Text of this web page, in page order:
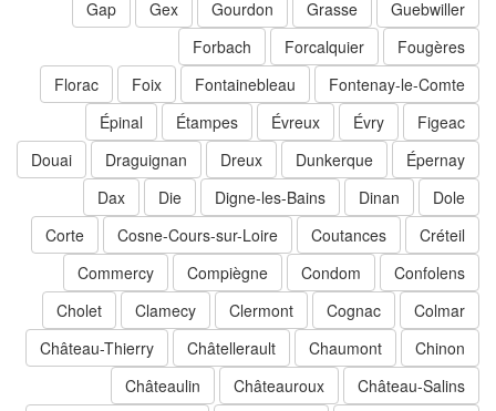
Guebwiller
Grasse
Gourdon
Gap
Fougères
Forcalquier
Forbach
Fontenay-le-Comte
Fontainebleau
Foix
Florac
Figeac
Évry
Évreux
Étampes
Épinal
Épernay
Dunkerque
Dreux
Draguignan
Douai
Dole
Dinan
Digne-les-Bains
Créteil
Coutances
Cosne-Cours-sur-Loire
Corte
Confolens
Condom
Compiègne
Commercy
Colmar
Cognac
Clermont
Clamecy
Cholet
Chinon
Chaumont
Châtellerault
Château-Thierry
Château-Salins
Châteauroux
Châteaulin